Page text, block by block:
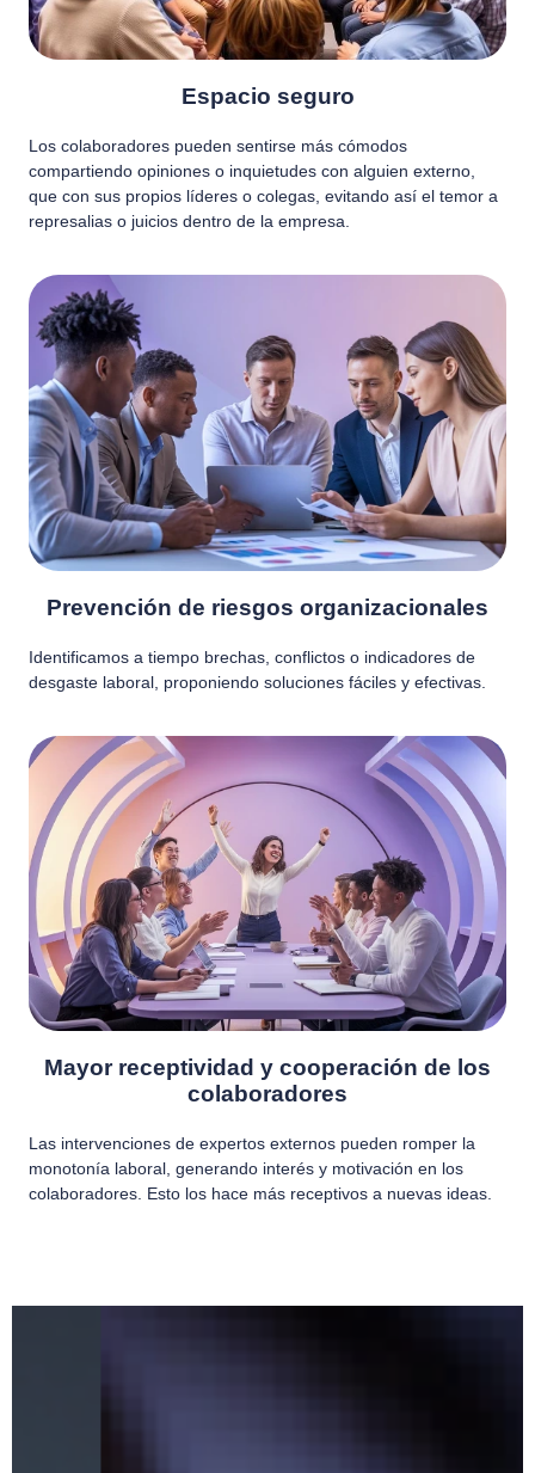
Espacio seguro
Los colaboradores pueden sentirse más cómodos
compartiendo opiniones o inquietudes con alguien externo,
que con sus propios líderes o colegas, evitando así el temor a
represalias o juicios dentro de la empresa.
Prevención de riesgos organizacionales
Identificamos a tiempo brechas, conflictos o indicadores de
desgaste laboral, proponiendo soluciones fáciles y efectivas.
Mayor receptividad y cooperación de los
colaboradores
Las intervenciones de expertos externos pueden romper la
monotonía laboral, generando interés y motivación en los
colaboradores. Esto los hace más receptivos a nuevas ideas.